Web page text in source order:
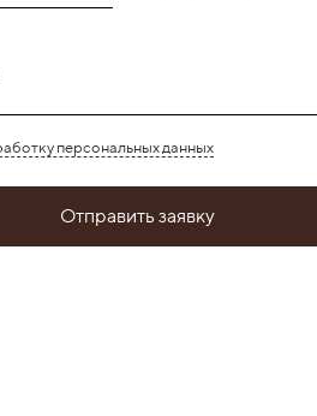
персональных данных
Отправить заявку